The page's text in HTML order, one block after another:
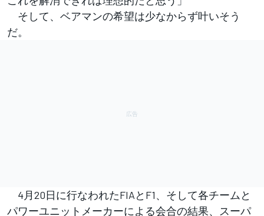
そして、ベアマンの希望は少なからず叶いそう
だ。
4月20日に行なわれたFIAとF1、そして各チームと
パワーユニットメーカーによる会合の結果、スーパ